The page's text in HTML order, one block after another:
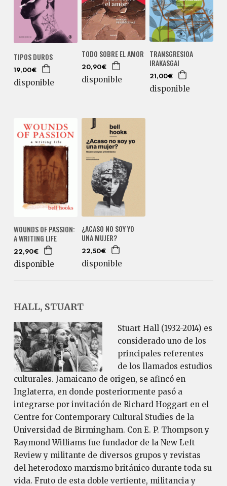
TIPOS DUROS
19,00€
disponible
TODO SOBRE EL AMOR
20,90€
disponible
TRANSGRESIOA
IRAKASGAI
21,00€
disponible
WOUNDS OF PASSION:
A WRITING LIFE
22,90€
disponible
¿ACASO NO SOY YO
UNA MUJER?
22,50€
disponible
HALL, STUART
Stuart Hall (1932-2014) es
considerado uno de los
principales referentes
de los llamados estudios
culturales. Jamaicano de origen, se afincó en
Inglaterra, en donde posteriormente pasó a
integrarse por invitación de Richard Hoggart en el
Centre for Contemporary Cultural Studies de la
Universidad de Birmingham. Con E. P. Thompson y
Raymond Williams fue fundador de la New Left
Review y militante de diversos grupos y revistas
del heterodoxo marxismo británico durante toda su
vida. Fruto de esta doble vertiente, militancia y